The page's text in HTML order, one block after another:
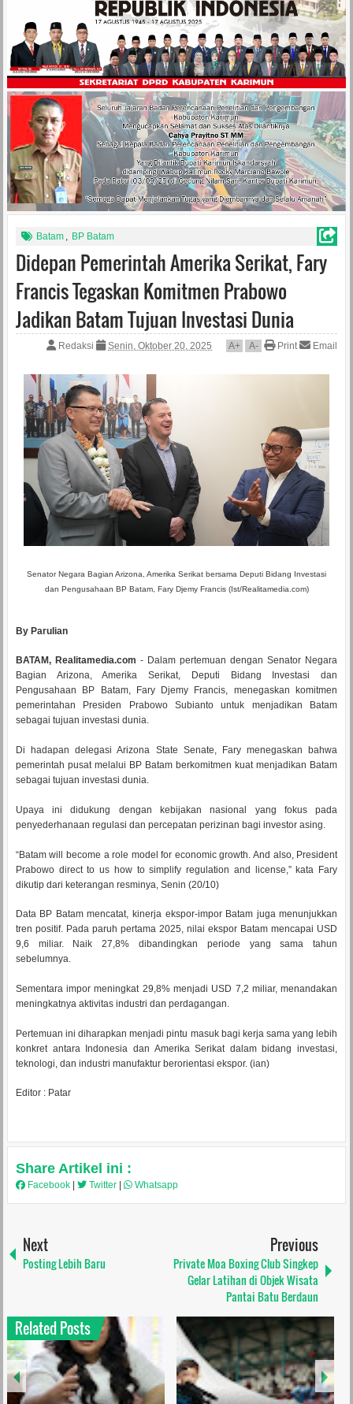
Batam , BP Batam
Didepan Pemerintah Amerika Serikat, Fary
Francis Tegaskan Komitmen Prabowo
Jadikan Batam Tujuan Investasi Dunia
Redaksi Senin, Oktober 20, 2025 A+ A- Print Email
Senator Negara Bagian Arizona, Amerika Serikat bersama Deputi Bidang Investasi
dan Pengusahaan BP Batam, Fary Djemy Francis (Ist/Realitamedia.com)
By Parulian
BATAM, Realitamedia.com - Dalam pertemuan dengan Senator Negara
Bagian Arizona, Amerika Serikat, Deputi Bidang Investasi dan
Pengusahaan BP Batam, Fary Djemy Francis, menegaskan komitmen
pemerintahan Presiden Prabowo Subianto untuk menjadikan Batam
sebagai tujuan investasi dunia.
Di hadapan delegasi Arizona State Senate, Fary menegaskan bahwa
pemerintah pusat melalui BP Batam berkomitmen kuat menjadikan Batam
sebagai tujuan investasi dunia.
Upaya ini didukung dengan kebijakan nasional yang fokus pada
penyederhanaan regulasi dan percepatan perizinan bagi investor asing.
“Batam will become a role model for economic growth. And also, President
Prabowo direct to us how to simplify regulation and license,” kata Fary
dikutip dari keterangan resminya, Senin (20/10)
Data BP Batam mencatat, kinerja ekspor-impor Batam juga menunjukkan
tren positif. Pada paruh pertama 2025, nilai ekspor Batam mencapai USD
9,6 miliar. Naik 27,8% dibandingkan periode yang sama tahun
sebelumnya.
Sementara impor meningkat 29,8% menjadi USD 7,2 miliar, menandakan
meningkatnya aktivitas industri dan perdagangan.
Pertemuan ini diharapkan menjadi pintu masuk bagi kerja sama yang lebih
konkret antara Indonesia dan Amerika Serikat dalam bidang investasi,
teknologi, dan industri manufaktur berorientasi ekspor. (ian)
Editor : Patar
Share Artikel ini :
Facebook Twitter Whatsapp
Next
Posting Lebih Baru
Previous
Private Moa Boxing Club Singkep
Gelar Latihan di Objek Wisata
Pantai Batu Berdaun
Related Posts